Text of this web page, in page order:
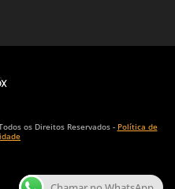
os Direitos Reservados - Política de